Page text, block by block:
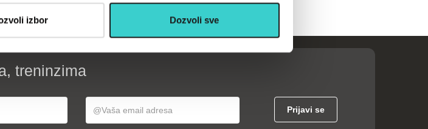
izbor Dozvoli sve
treninzima